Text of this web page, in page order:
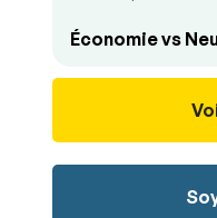
Économie vs